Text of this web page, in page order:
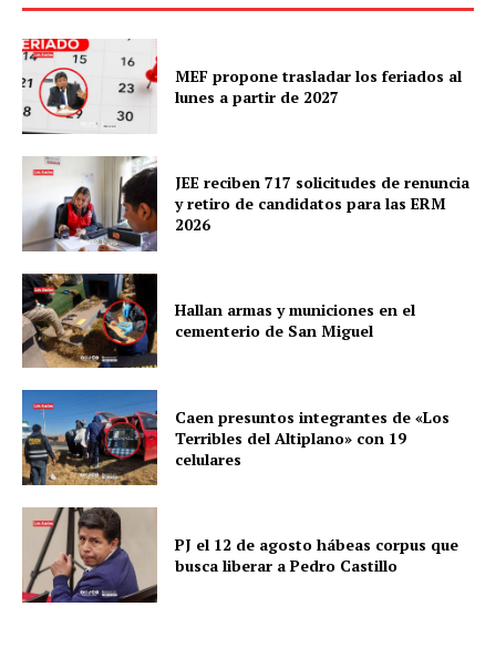
MEF propone trasladar los feriados al
lunes a partir de 2027
JEE reciben 717 solicitudes de renuncia
y retiro de candidatos para las ERM
2026
Hallan armas y municiones en el
cementerio de San Miguel
Caen presuntos integrantes de «Los
Terribles del Altiplano» con 19
celulares
PJ el 12 de agosto hábeas corpus que
busca liberar a Pedro Castillo